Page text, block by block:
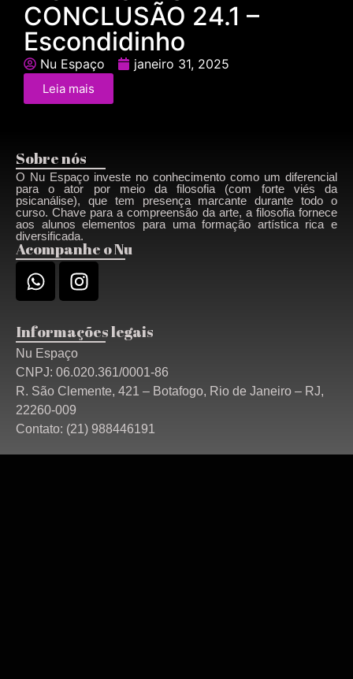
CONCLUSÃO 24.1 –
Escondidinho
Nu Espaço janeiro 31, 2025
Leia mais
Sobre nós
O Nu Espaço investe no conhecimento como um diferencial
para o ator por meio da filosofia (com forte viés da
psicanálise), que tem presença marcante durante todo o
curso. Chave para a compreensão da arte, a filosofia fornece
aos alunos elementos para uma formação artística rica e
diversificada.
Acompanhe o Nu
Informações legais
Nu Espaço
CNPJ: 06.020.361/0001-86
R. São Clemente, 421 – Botafogo, Rio de Janeiro – RJ,
22260-009
Contato: (21) 988446191